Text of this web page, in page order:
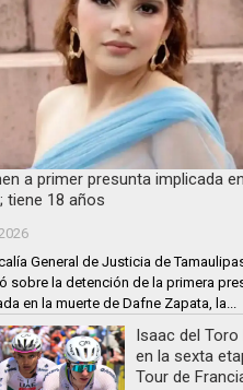
a primer presunta implicada
tiene 18 años
General de Justicia de
sobre la detención de la primera
en la muerte de Dafne Zapata, la...
Isaac del Toro
en la sexta
Tour de